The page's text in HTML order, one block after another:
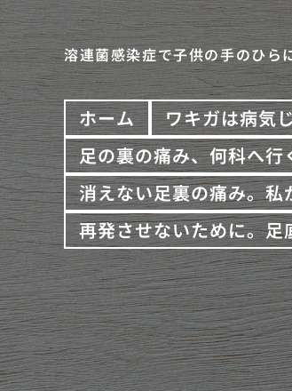
溶連菌感染症で子供の手のひら
ホーム ワキガは病気
足の裏の痛み、何科へ
消えない足裏の痛み。
再発させないために。